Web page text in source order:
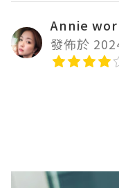
Annie
發佈於